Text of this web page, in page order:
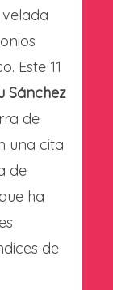
Este 11
Sánchez
de
una cita
de
ha
de